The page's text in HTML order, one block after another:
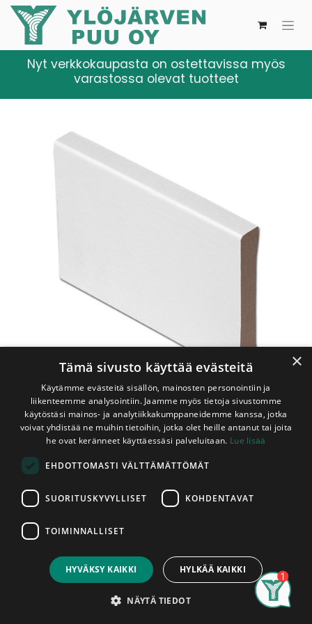
13,95€
Account
Nyt verkkokaupasta on ostettavissa myös
varastossa olevat tuotteet
Shop Peitelista Mänty 12x92x2400 mm Valkoinen
Peitelista Mänty 12x92x2400 mm
Valkoinen
E.T.-listat Oy:n korkealaatuisesta
männystä valmistama valkoiseksi
maalattu sisustuslista.
×
Tämä sivusto käyttää evästeitä
Käytämme evästeitä sisällön, mainosten personointiin ja
liikenteemme analysointiin. Jaamme myös tietoja sivustomme
käytöstäsi mainos- ja analytiikkakumppaneidemme kanssa, jotka
voivat yhdistää ne muihin tietoihin, jotka olet heille antanut tai joita
he ovat keränneet käyttäessäsi palveluitaan. Lue lisää
EHDOTTOMASTI VÄLTTÄMÄTTÖMÄT
SUORITUSKYVYLLISET KOHDENTAVAT
TOIMINNALLISET
HYVÄKSY KAIKKI HYLKÄÄ KAIKKI
NÄYTÄ TIEDOT